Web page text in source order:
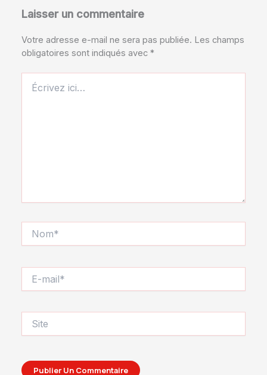
Laisser un commentaire
Votre adresse e-mail ne sera pas publiée. Les champs
obligatoires sont indiqués avec*
ici…
mail*